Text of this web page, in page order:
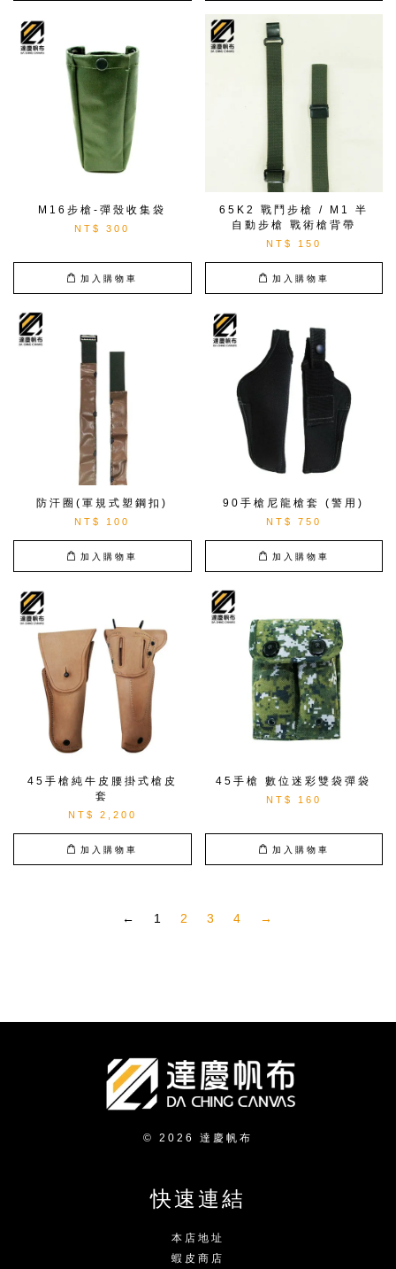
M16步槍-彈殼收集袋
NT$ 300
加入購物車
65K2 戰鬥步槍 / M1 半
自動步槍 戰術槍背帶
NT$ 150
加入購物車
防汗圈(軍規式塑鋼扣)
NT$ 100
加入購物車
90手槍尼龍槍套 (警用)
NT$ 750
加入購物車
45手槍純牛皮腰掛式槍皮
套
NT$ 2,200
加入購物車
45手槍 數位迷彩雙袋彈袋
NT$ 160
加入購物車
← 1 2 3 4 →
© 2026 達慶帆布
快速連結
本店地址
蝦皮商店